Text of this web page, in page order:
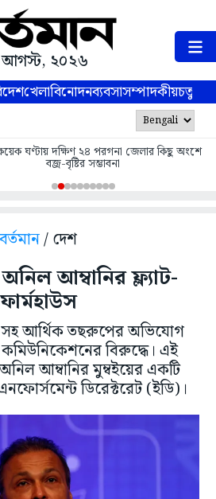
২০২৬
খেলাবিনোদনব্যবসাসম্পাদকীয়
ঘণ্টায় দক্ষিণ ২৪ পরগনা জেলার কিছু অংশে
বজ্র-বৃষ্টির সম্ভাবনা
বর্তমান/ দেশ
আম্বানির ফ্ল্যাট-
ফার্মহাউস
সহ আর্থিক তছরুপের অভিযোগ
কমিউনিকেশনের বিরুদ্ধে। এই
আম্বানির মুম্বইয়ের একটি
ডিরেক্টরেট (ইডি)।